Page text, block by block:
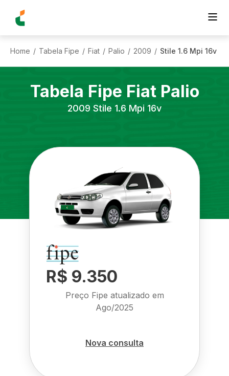
Home / Tabela Fipe / Fiat / Palio / 2009 / Stile 1.6 Mpi 16v
Tabela Fipe Fiat Palio
2009 Stile 1.6 Mpi 16v
R$ 9.350
Preço Fipe atualizado em
Ago/2025
Nova consulta